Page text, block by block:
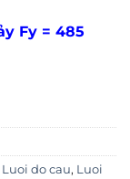
Fy = 485
Luoi do cau, Luoi